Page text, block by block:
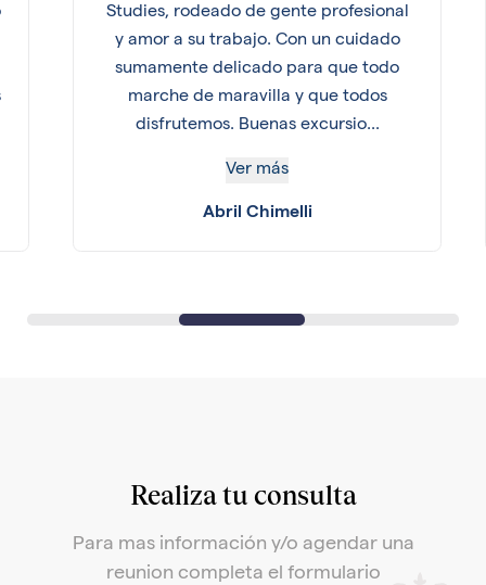
Studies, rodeado de gente profesional
y amor a su trabajo. Con un cuidado
sumamente delicado para que todo
marche de maravilla y que todos
disfrutemos. Buenas excursio...
Ver más
Abril Chimelli
Realiza tu consulta
Para mas información y/o agendar una
reunion completa el formulario